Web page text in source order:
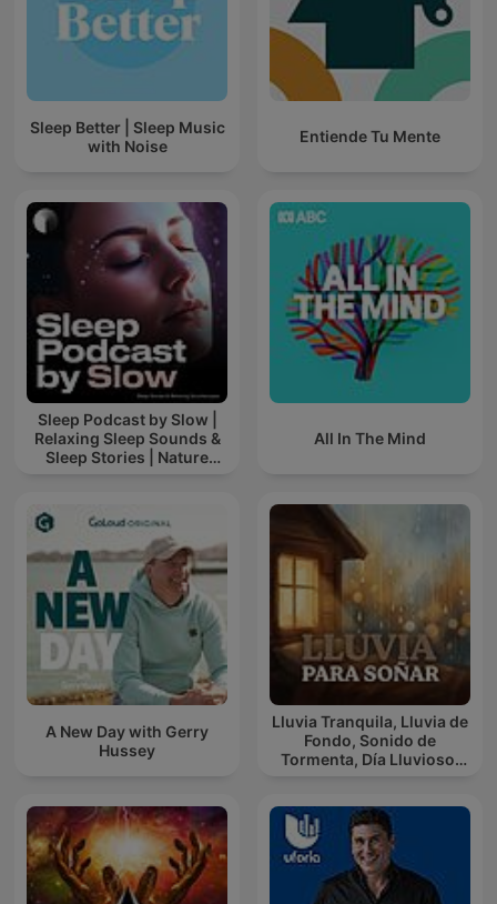
Sleep Better | Sleep Music
with Noise
Entiende Tu Mente
Sleep Podcast by Slow |
Relaxing Sleep Sounds &
Sleep Stories | Nature
All In The Mind
A New Day with Gerry
Hussey
Lluvia Tranquila, Lluvia de
Fondo, Sonido de
Tormenta, Día Lluvioso,